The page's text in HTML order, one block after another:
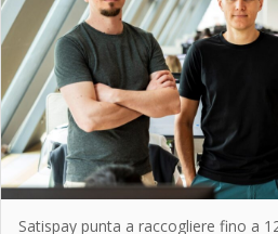
Satispay punta a raccogliere fino a